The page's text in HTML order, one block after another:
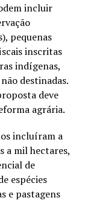
incluir
pequenas
inscritas
indígenas,
destinadas.
deve
agrária.
incluíram a
a mil hectares,
de
espécies
e pastagens